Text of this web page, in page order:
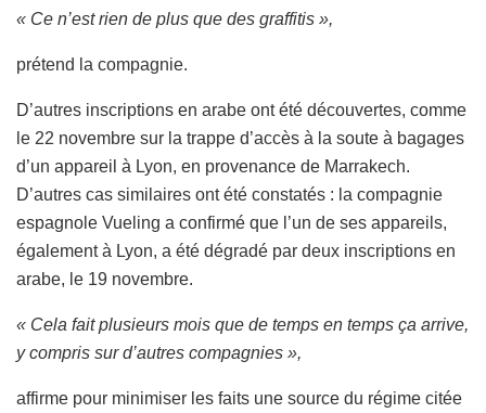
« Ce n’est rien de plus que des graffitis »,
prétend la compagnie.
D’autres inscriptions en arabe ont été découvertes, comme
le 22 novembre sur la trappe d’accès à la soute à bagages
d’un appareil à Lyon, en provenance de Marrakech.
D’autres cas similaires ont été constatés : la compagnie
espagnole Vueling a confirmé que l’un de ses appareils,
également à Lyon, a été dégradé par deux inscriptions en
arabe, le 19 novembre.
« Cela fait plusieurs mois que de temps en temps ça arrive,
y compris sur d’autres compagnies »,
affirme pour minimiser les faits une source du régime citée